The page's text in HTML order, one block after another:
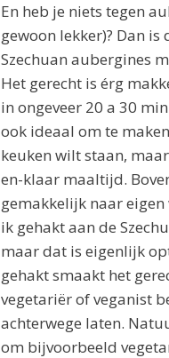
En heb je niets tegen
gewoon lekker)? Dan
Szechuan aubergines
Het gerecht is érg
in ongeveer 20 a 30
ook ideaal om te
keuken wilt staan,
en-klaar maaltijd.
gemakkelijk naar eigen
ik gehakt aan de
maar dat is eigenlijk
gehakt smaakt het
vegetariër of veganist
achterwege laten.
om bijvoorbeeld